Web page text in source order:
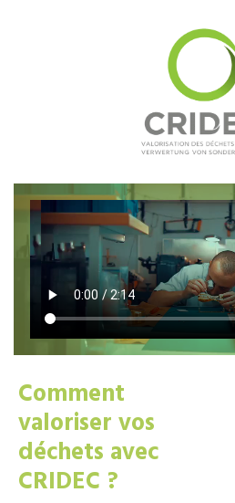
Comment
valoriser vos
déchets avec
CRIDEC ?